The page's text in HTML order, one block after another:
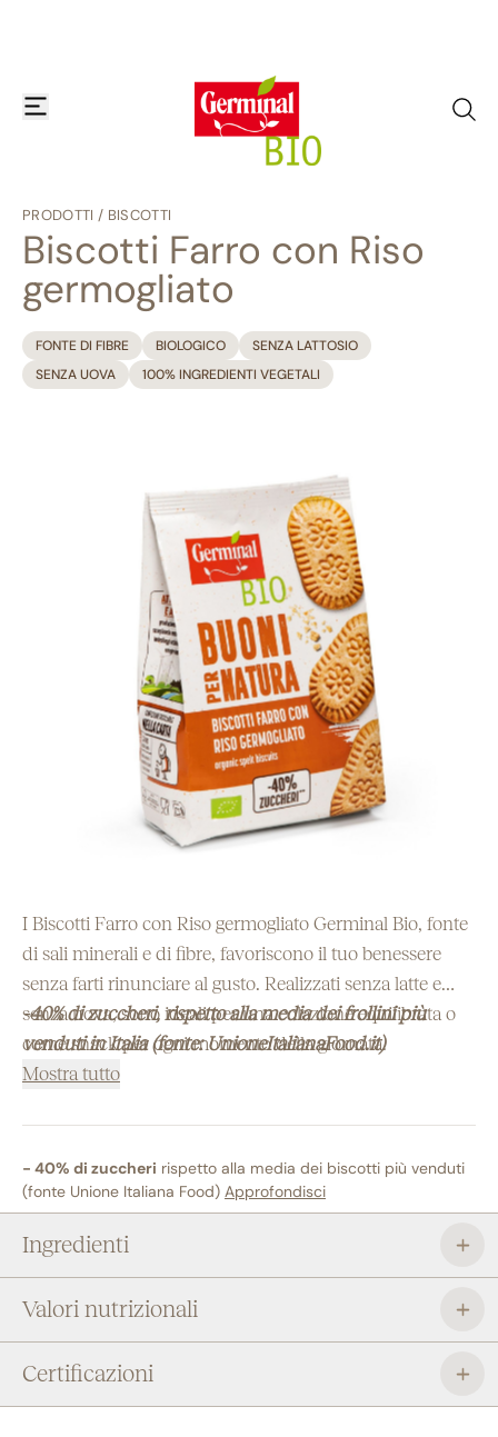
apre o chiude il menu di navigazione
PRODOTTI / BISCOTTI
Biscotti Farro con Riso
germogliato
FONTE DI FIBRE BIOLOGICO
SENZA LATTOSIO
SENZA UOVA
100% INGREDIENTI VEGETALI
I Biscotti Farro con Riso germogliato Germinal Bio, fonte
di sali minerali e di fibre, favoriscono il tuo benessere
senza farti rinunciare al gusto. Realizzati senza latte e
senza uova, sono ideali per una colazione equilibrata o
come snack per ogni momento della giornata.
-40% di zuccheri, rispetto alla media dei frollini più
venduti in Italia (fonte: UnioneItalianaFood.it)
Mostra tutto
- 40% di zuccheri rispetto alla media dei biscotti più venduti
(fonte Unione Italiana Food) Approfondisci
Ingredienti
Valori nutrizionali
Certificazioni